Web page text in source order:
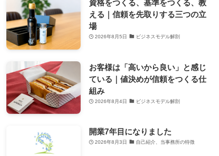
資格をつくる、基準をつくる、教
える｜信頼を先取りする三つの立
場
2026年8月5日 ビジネスモデル解剖
お客様は「高いから良い」と感じ
ている｜値決めが信頼をつくる仕
組み
2026年8月4日 ビジネスモデル解剖
開業7年目になりました
2026年8月3日 自己紹介、当事務所の特徴